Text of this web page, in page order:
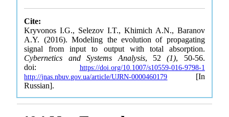
Cite:
Kryvonos I.G., Selezov I.T., Khimich A.N., Baranov
A.Y. (2016). Modeling the evolution of propagating
signal from input to output with total absorption.
Cybernetics and Systems Analysis, 52(1), 50-56.
doi: https://doi.org/10.1007/s10559-016-9798-1
http://jnas.nbuv.gov.ua/article/UJRN-0000460179 [In
Russian].